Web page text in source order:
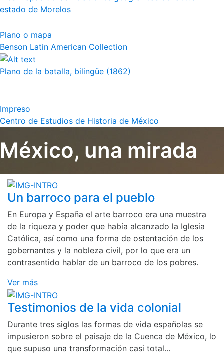
estado de Morelos
Plano o mapa
Benson Latin American Collection
Plano de la batalla, bilingüe (1862)
Impreso
Centro de Estudios de Historia de México
México, una mirada
Un barroco para el pueblo
En Europa y España el arte barroco era una muestra
de la riqueza y poder que había alcanzado la Iglesia
Católica, así como una forma de ostentación de los
gobernantes y la nobleza civil, por lo que era un
contrasentido hablar de un barroco de los pobres.
Ver más
Testimonios de la vida colonial
Durante tres siglos las formas de vida españolas se
impusieron sobre el paisaje de la Cuenca de México, lo
que supuso una transformación casi total...